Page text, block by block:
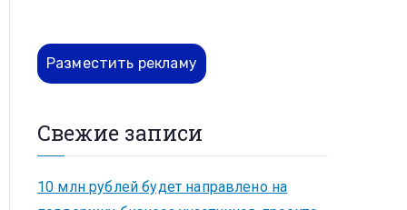
Разместить рекламу
Свежие записи
10 млн рублей будет направлено на